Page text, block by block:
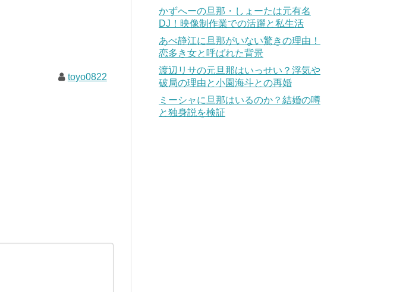
toyo0822
かずへーの旦那・しょーたは元有名
DJ！映像制作業での活躍と私生活
あべ静江に旦那がいない驚きの理由！
恋多き女と呼ばれた背景
渡辺リサの元旦那はいっせい？浮気や
破局の理由と小園海斗との再婚
ミーシャに旦那はいるのか？結婚の噂
と独身説を検証